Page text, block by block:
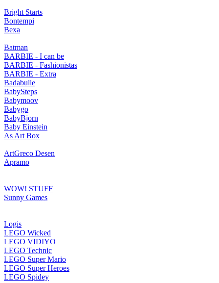
Bright Starts
Bontempi
Bexa
Batman
BARBIE - I can be
BARBIE - Fashionistas
BARBIE - Extra
Badabulle
BabySteps
Babymoov
Babygo
BabyBjorn
Baby Einstein
As Art Box
ArtGreco Desen
Apramo
WOW! STUFF
Sunny Games
Logis
LEGO Wicked
LEGO VIDIYO
LEGO Technic
LEGO Super Mario
LEGO Super Heroes
LEGO Spidey